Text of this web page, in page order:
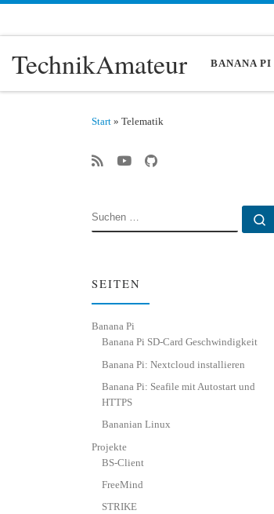
TechnikAmateur BANANA PI
Start » Telematik
SUCHE
SEITEN
Banana Pi
Banana Pi SD-Card Geschwindigkeit
Banana Pi: Nextcloud installieren
Banana Pi: Seafile mit Autostart und
HTTPS
Bananian Linux
Projekte
BS-Client
FreeMind
STRIKE